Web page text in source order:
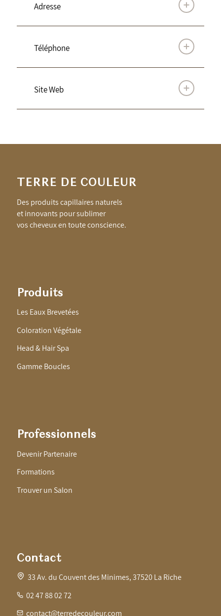
Adresse
Téléphone
Site Web
TERRE DE COULEUR
Des produits capillaires naturels
et innovants pour sublimer
vos cheveux en toute conscience.
Produits
Les Eaux Brevetées
Coloration Végétale
Head & Hair Spa
Gamme Boucles
Professionnels
Devenir Partenaire
Formations
Trouver un Salon
Contact
33 Av. du Couvent des Minimes, 37520 La Riche
02 47 88 02 72
contact@terredecouleur.com